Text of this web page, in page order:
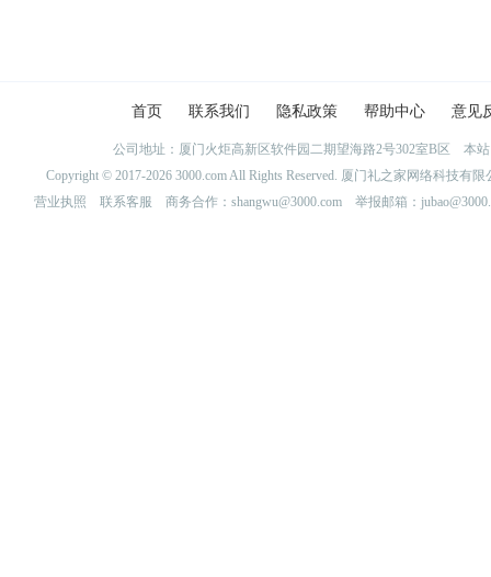
首页 联系我们 隐私政策 帮助中心 意见
公司地址：厦门火炬高新区软件园二期望海路2号302室B区 本
Copyright © 2017-2026 3000.com All Rights Reserved. 厦门礼之家网络科技
营业执照
联系客服 商务合作：shangwu@3000.com 举报邮箱：